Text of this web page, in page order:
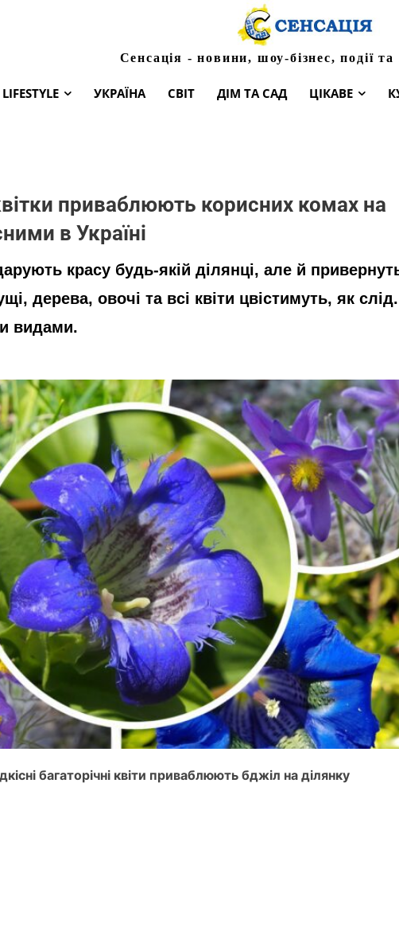
Сенсація - новини, шоу-бізнес, події
LIFESTYLE УКРАЇНА СВІТ ДІМ ТА САД ЦІКАВЕ
приваблюють корисних комах на
в Україні
красу будь-якій ділянці, але й
дерева, овочі та всі квіти цвістимуть, як
видами.
багаторічні квіти приваблюють бджіл на ділянку